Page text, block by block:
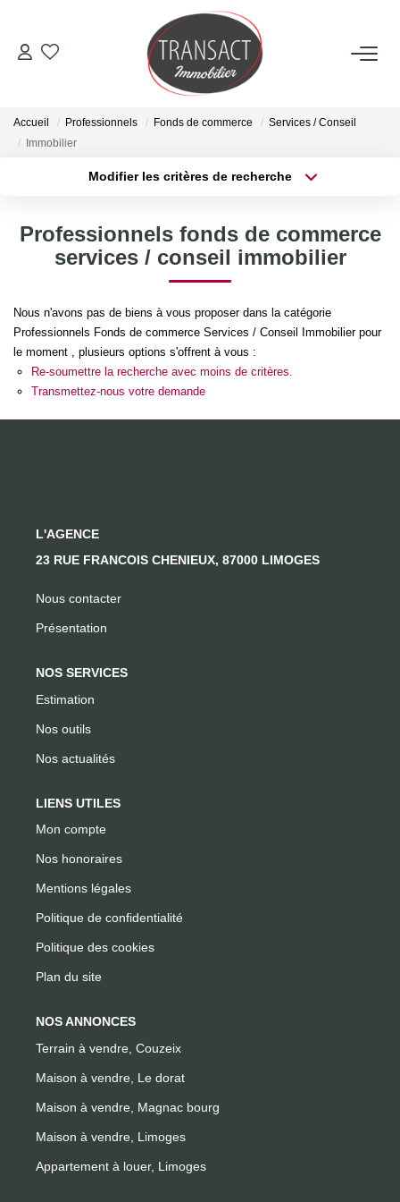
ACCUEIL
ESTIMER
NOTRE AGENCE
Qui Sommes-Nous
Nos Actualités
Accueil Professionnels Fonds de commerce
Services / Conseil
Immobilier
Modifier les critères de recherche
Sélectionnez...
Type de bien
Surface min
Créer une alerte
Professionnels fonds de commerce
services / conseil immobilier
Nous n'avons pas de biens à vous proposer dans la catégorie
Professionnels Fonds de commerce Services / Conseil Immobilier pour
le moment , plusieurs options s'offrent à vous :
Re-soumettre la recherche avec moins de critères.
Transmettez-nous votre demande
L'AGENCE
23 RUE FRANCOIS CHENIEUX, 87000 LIMOGES
Nous contacter
Présentation
NOS SERVICES
Estimation
Nos outils
Nos actualités
LIENS UTILES
Mon compte
Nos honoraires
Mentions légales
Politique de confidentialité
Politique des cookies
Plan du site
NOS ANNONCES
Terrain à vendre, Couzeix
Maison à vendre, Le dorat
Maison à vendre, Magnac bourg
Maison à vendre, Limoges
Appartement à louer, Limoges